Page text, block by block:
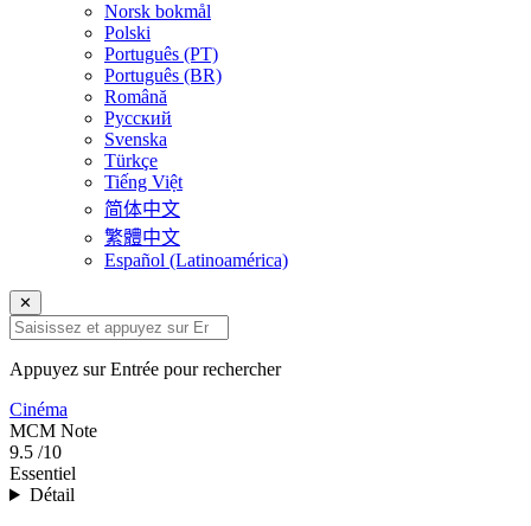
Norsk bokmål
Polski
Português (PT)
Português (BR)
Română
Русский
Svenska
Türkçe
Tiếng Việt
简体中文
繁體中文
Español (Latinoamérica)
✕
Appuyez sur Entrée pour rechercher
Cinéma
MCM Note
9.5 /10
Essentiel
Détail